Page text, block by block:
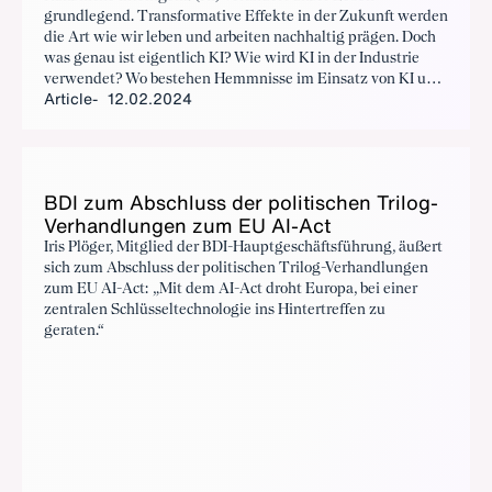
grundlegend. Transformative Effekte in der Zukunft werden
die Art wie wir leben und arbeiten nachhaltig prägen. Doch
was genau ist eigentlich KI? Wie wird KI in der Industrie
verwendet? Wo bestehen Hemmnisse im Einsatz von KI und
wie setzt sich der BDI in seiner Funktion als Spitzenverband
Article 12.02.2024
BDI zum Ab­schluss der poli­tis­chen Trilog-
Ver­hand­lun­gen zum EU AI-Act
Iris Plöger, Mitglied der BDI-Hauptgeschäftsführung, äußert
sich zum Abschluss der politischen Trilog-Verhandlungen
zum EU AI-Act: „Mit dem AI-Act droht Europa, bei einer
zentralen Schlüsseltechnologie ins Hintertreffen zu
geraten.“